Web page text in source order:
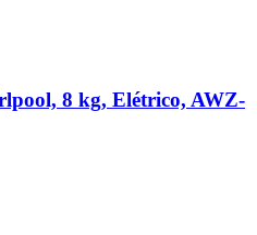
8 kg, Elétrico, AWZ-